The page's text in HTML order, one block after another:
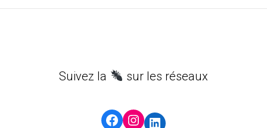
Suivez la sur les réseaux
Facebook
Instagram
LinkedIn